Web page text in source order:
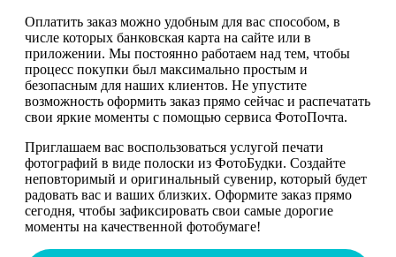
Оплатить заказ можно удобным для вас способом, в
числе которых банковская карта на сайте или в
приложении. Мы постоянно работаем над тем, чтобы
процесс покупки был максимально простым и
безопасным для наших клиентов. Не упустите
возможность оформить заказ прямо сейчас и распечатать
свои яркие моменты с помощью сервиса ФотоПочта.
Приглашаем вас воспользоваться услугой печати
фотографий в виде полоски из ФотоБудки. Создайте
неповторимый и оригинальный сувенир, который будет
радовать вас и ваших близких. Оформите заказ прямо
сегодня, чтобы зафиксировать свои самые дорогие
моменты на качественной фотобумаге!